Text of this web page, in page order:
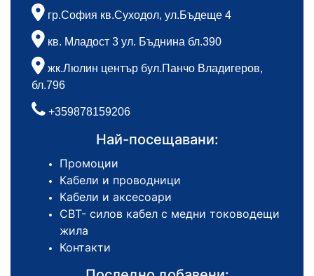
гр.София кв.Суходол, ул.Бъдеще 4
кв. Младост 3 ул. Бъднина бл.390
жк.Люлин център бул.Панчо Владигеров,
бл.796
+359878159206
Най-посещавани:
Промоции
Кабели и проводници
Кабели и аксесоари
СВТ- силов кабел с медни тоководещи
жила
Контакти